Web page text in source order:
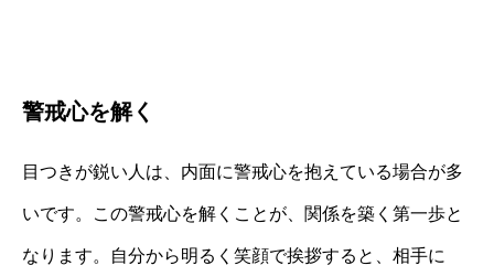
警戒心を解く
目つきが鋭い人は、内面に警戒心を抱えている場合が多
いです。この警戒心を解くことが、関係を築く第一歩と
なります。自分から明るく笑顔で挨拶すると、相手に